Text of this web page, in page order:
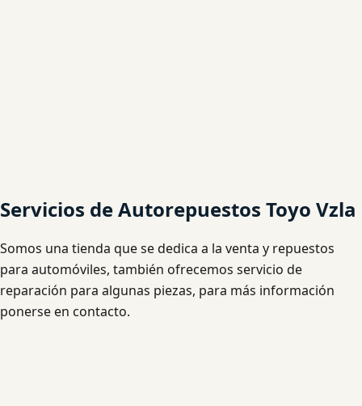
Servicios de Autorepuestos Toyo Vzla
Somos una tienda que se dedica a la venta y repuestos
para automóviles, también ofrecemos servicio de
reparación para algunas piezas, para más información
ponerse en contacto.